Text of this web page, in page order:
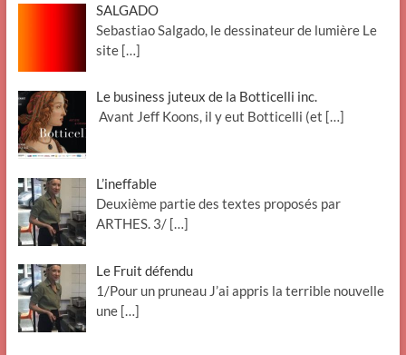
SALGADO
Sebastiao Salgado, le dessinateur de lumière Le
site […]
Le business juteux de la Botticelli inc.
Avant Jeff Koons, il y eut Botticelli (et […]
L’ineffable
Deuxième partie des textes proposés par
ARTHES. 3/ […]
Le Fruit défendu
1/Pour un pruneau J’ai appris la terrible nouvelle
une […]